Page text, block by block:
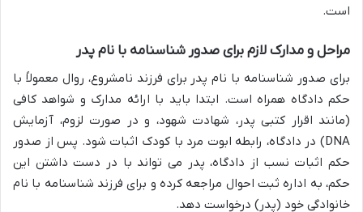
است.
مراحل و مدارک لازم برای صدور شناسنامه با نام پدر
برای صدور شناسنامه با نام پدر برای فرزند نامشروع، روال معمولاً با
حکم دادگاه همراه است. ابتدا باید با ارائه مدارک و شواهد کافی
(مانند اقرار کتبی پدر، شهادت شهود، و در صورت لزوم، آزمایش
DNA) در دادگاه، رابطه ابوت مرد با کودک اثبات شود. پس از صدور
حکم اثبات نسب از دادگاه، پدر می تواند با در دست داشتن این
حکم، به اداره ثبت احوال مراجعه کرده و برای فرزند شناسنامه با نام
خانوادگی خود (پدر) درخواست دهد.